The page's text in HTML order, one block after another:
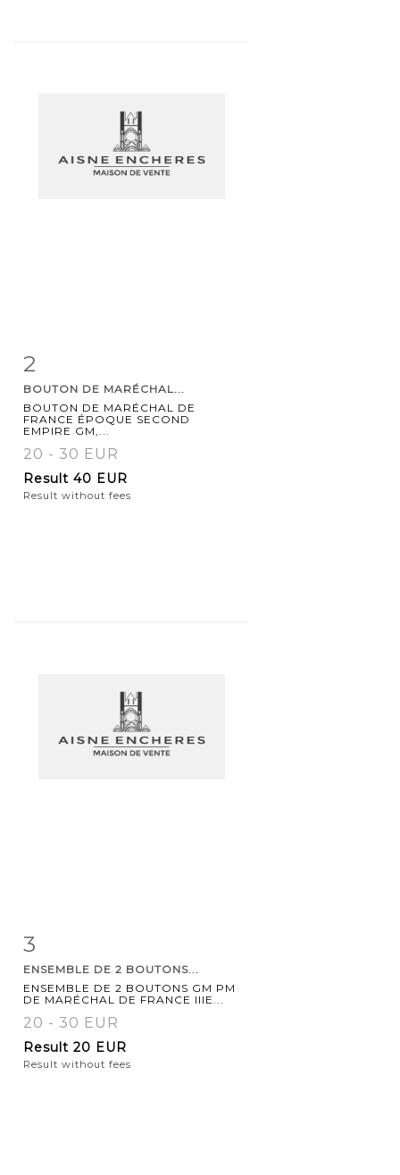
2
BOUTON DE MARÉCHAL...
BOUTON DE MARÉCHAL DE
FRANCE ÉPOQUE SECOND
EMPIRE GM,...
20 - 30 EUR
Result 40 EUR
Result without fees
3
ENSEMBLE DE 2 BOUTONS...
ENSEMBLE DE 2 BOUTONS GM PM
DE MARÉCHAL DE FRANCE IIIE...
20 - 30 EUR
Result 20 EUR
Result without fees